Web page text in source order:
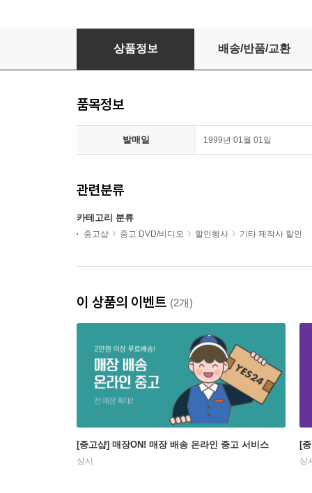
스텝포드 와이프 / DVD 최상급
상품정보 배송/반품/교환
품목정보
발매일 1999년 01월 01일
관련분류
카테고리 분류
중고샵 중고 DVD/비디오 할인행사 기타 제작사 할인
이 상품의 이벤트 (2개)
[중고샵] 매장ON! 매장 배송 온라인 중고 서비스
상시
[
상